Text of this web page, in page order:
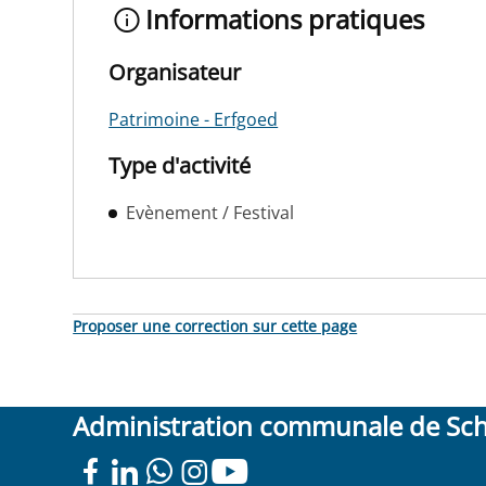
Informations pratiques
Organisateur
Patrimoine - Erfgoed
Type d'activité
Evènement / Festival
Proposer une correction sur cette page
Administration communale de